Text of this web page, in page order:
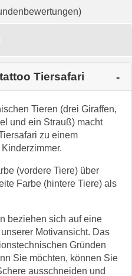
Tiersafari
Tieren (drei Giraffen,
und ein Strauß) macht
zu einem
(vordere Tiere) über
Farbe (hintere Tiere) als
beziehen sich auf eine
Motivansicht. Das
Gründen
Sie möchten, können Sie
ausschneiden und